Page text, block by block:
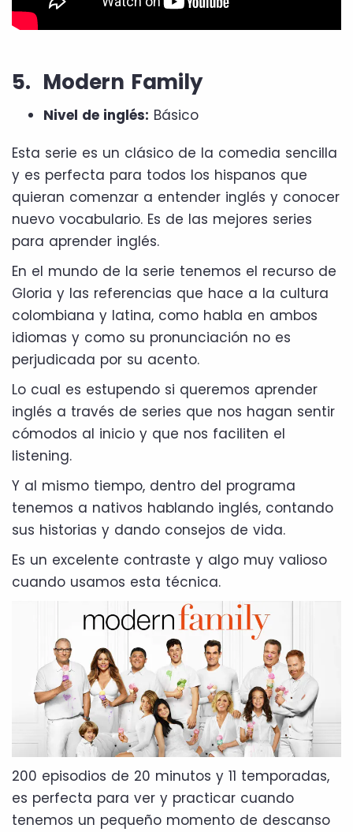
5. Modern Family
Nivel de inglés: Básico
Esta serie es un clásico de la comedia sencilla
y es perfecta para todos los hispanos que
quieran comenzar a entender inglés y conocer
nuevo vocabulario. Es de las mejores series
para aprender inglés.
En el mundo de la serie tenemos el recurso de
Gloria y las referencias que hace a la cultura
colombiana y latina, como habla en ambos
idiomas y como su pronunciación no es
perjudicada por su acento.
Lo cual es estupendo si queremos aprender
inglés a través de series que nos hagan sentir
cómodos al inicio y que nos faciliten el
listening.
Y al mismo tiempo, dentro del programa
tenemos a nativos hablando inglés, contando
sus historias y dando consejos de vida.
Es un excelente contraste y algo muy valioso
cuando usamos esta técnica.
200 episodios de 20 minutos y 11 temporadas,
es perfecta para ver y practicar cuando
tenemos un pequeño momento de descanso